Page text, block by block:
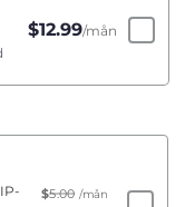
$12.99/mån
$5.00 /mån